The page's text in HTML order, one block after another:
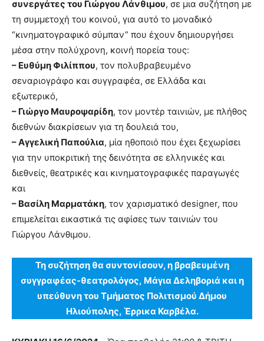
συνεργάτες του Γιώργου Λάνθιμου, σε μια συζήτηση με
τη συμμετοχή του κοινού, για αυτό το μοναδικό
“κινηματογραφικό σύμπαν” που έχουν δημιουργήσει
μέσα στην πολύχρονη, κοινή πορεία τους:
– Ευθύμη Φιλίππου, τον πολυβραβευμένο
σεναριογράφο και συγγραφέα, σε Ελλάδα και
εξωτερικό,
– Γιώργο Μαυροψαρίδη, τον μοντέρ ταινιών, με πλήθος
διεθνών διακρίσεων για τη δουλειά του,
– Αγγελική Παπούλια, μία ηθοποιό που έχει ξεχωρίσει
για την υποκριτική της δεινότητα σε ελληνικές και
διεθνείς, θεατρικές και κινηματογραφικές παραγωγές
και
– Βασίλη Μαρματάκη, τον χαρισματικό designer, που
επιμελείται εικαστικά τις αφίσες των ταινιών του
Γιώργου Λάνθιμου.
Τη συζήτηση θα συντονίσουν, η βραβευμένη
συγγραφέας-θεατρολόγος, Μάγια Δεληβοριά και η
υπεύθυνη του Τμήματος Πολιτισμού Δήμου
Ηλιούπολης, Έρρικα Καρβέλα.